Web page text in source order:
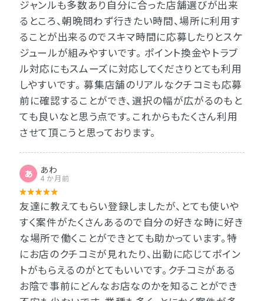
ジャンルも多数あり自分に合った店舗選びが出来
るところ、朝晩問わず行きたい時間、場所に利用す
ることが出来るのでスキマ時間に応募したりとスケ
ジュールが組みやすいです。 ポイント換金やトラブ
ル対応にもスムーズに対応してくださりとても利用
しやすいです。 募集店舗のリアルなクチコミも応募
前に確認することができ、選択の幅が広がるのもと
ても良いなと思う点です。これからもたくさん利用
させて頂こうと思っております。
あ あわ
4 か月前
友達に教えてもらい登録しましたが、とても使いや
すく案件がたくさんあるので自分の好きな時に好き
な場所で働くことができとても助かっています。特
にお店のクチコミが見れたり、出勤に応じてポイン
トがもらえるのがとてもいいです。クチコミがある
お陰で事前にどんなお店なのかを知ることができ